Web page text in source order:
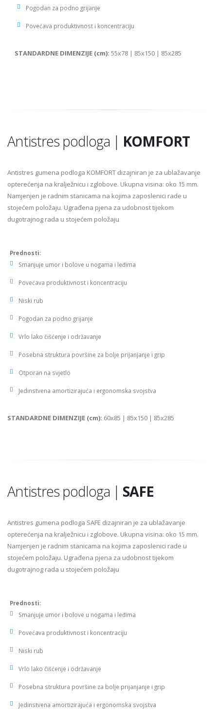
Pogodan za podno grijanje
Povećava produktivnost i koncentraciju
STANDARDNE DIMENZIJE (cm): 55x78 | 85x150 | 85x285
Antistres podloga | KOMFORT
Antistres gumena podloga KOMFORT dizajniran je za ublažavanje
opterećenja na kralježnicu i zglobove. Ukupna visina: oko 15 mm.
Namjenjen je radnim stanicama na kojima zaposlenici rade u
stojećem položaju. Ugrađena pjena za udobnost tijekom
dugotrajnog rada u stojećem položaju
Prednosti:
Smanjuje umor i bolove u nogama i leđima
Povećava produktivnost i koncentraciju
Niski rub
Pogodan za podno grijanje
Vrlo lako čišćenje i održavanje
Posebna struktura površine za bolje prijanjanje i grip
Otporan na svjetlo
Jedinstvena amortizirajuća i ergonomska svojstva
STANDARDNE DIMENZIJE (cm): 60x85 | 85x150 | 85x285
Antistres podloga | SAFE
Antistres gumena podloga SAFE dizajniran je za ublažavanje
opterećenja na kralježnicu i zglobove. Ukupna visina: oko 15 mm.
Namjenjen je radnim stanicama na kojima zaposlenici rade u
stojećem položaju. Ugrađena pjena za udobnost tijekom
dugotrajnog rada u stojećem položaju
Prednosti:
Smanjuje umor i bolove u nogama i leđima
Povećava produktivnost i koncentraciju
Niski rub
Vrlo lako čišćenje i održavanje
Posebna struktura površine za bolje prijanjanje i grip
Jedinstvena amortizirajuća i ergonomska svojstva